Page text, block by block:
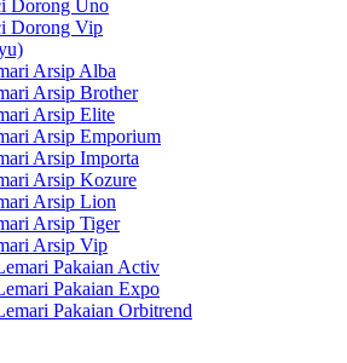
Dorong Uno
Dorong Vip
Arsip Alba
Arsip Brother
Arsip Elite
Arsip Emporium
Arsip Importa
Arsip Kozure
Arsip Lion
Arsip Tiger
Arsip Vip
Pakaian Activ
Pakaian Expo
Pakaian Orbitrend